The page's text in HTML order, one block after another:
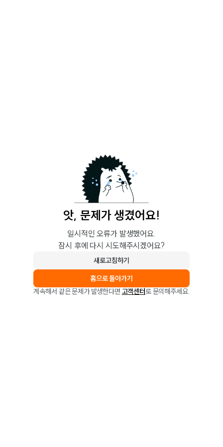
앗, 문제가 생겼어요!
일시적인 오류가 발생했어요.
잠시 후에 다시 시도해주시겠어요?
새로고침하기
홈으로 돌아가기
계속해서 같은 문제가 발생한다면 고객센터로 문의해주세요.